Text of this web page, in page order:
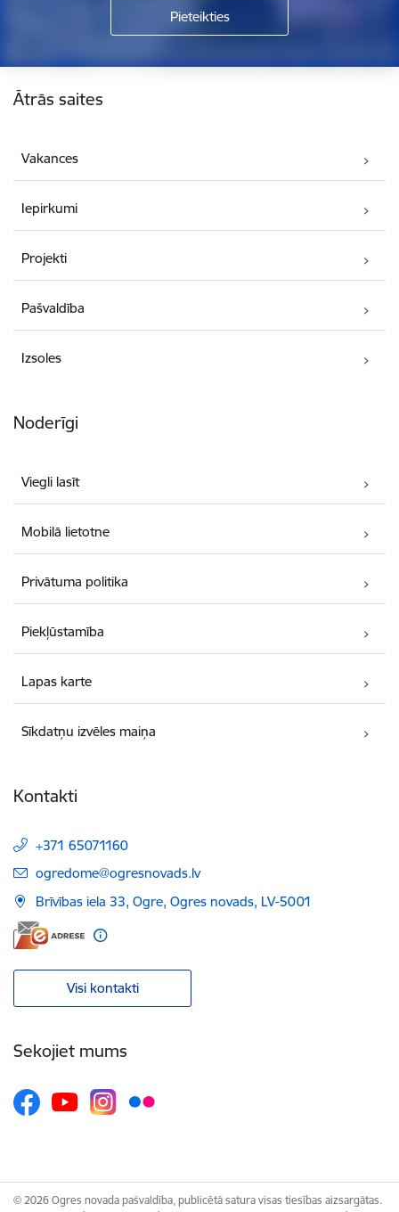
Ātrās saites
Vakances
Iepirkumi
Projekti
Pašvaldība
Izsoles
Noderīgi
Viegli lasīt
Mobilā lietotne
Privātuma politika
Piekļūstamība
Lapas karte
Sīkdatņu izvēles maiņa
Kontakti
+371 65071160
E-pasts:
ogredome@ogresnovads.lv
Brīvības iela 33, Ogre, Ogres novads, LV-5001
Visi kontakti
Sekojiet mums
© 2026 Ogres novada pašvaldība, publicētā satura visas tiesības aizsargātas.